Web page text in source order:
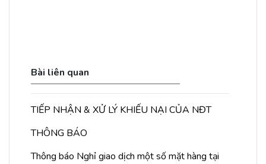
Bài liên quan
TIẾP NHẬN & XỬ LÝ KHIẾU NẠI CỦA NĐT
THÔNG BÁO
Thông báo Nghỉ giao dịch một số mặt hàng tại